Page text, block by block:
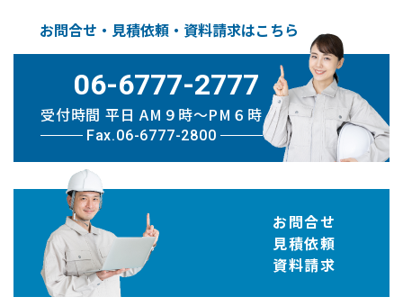
お問合せ・見積依頼・資料請求はこちら
06-6777-2777
受付時間 平日 AM９時〜PM６時
Fax.06-6777-2800
お問合せ
見積依頼
資料請求